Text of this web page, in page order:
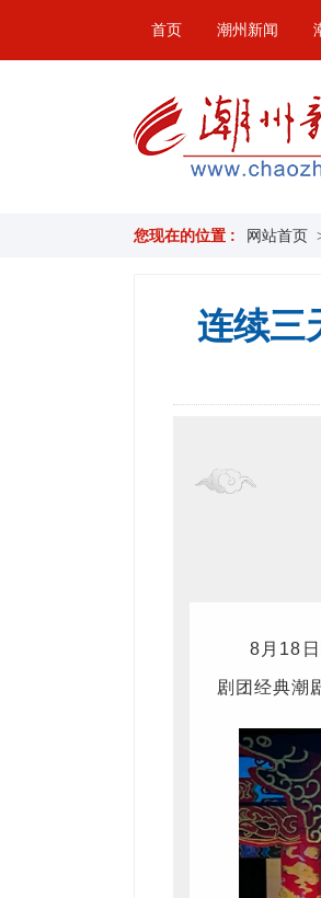
首页 潮州新闻
您现在的位置 : 网站首页
连续三
8月18
剧团经典潮